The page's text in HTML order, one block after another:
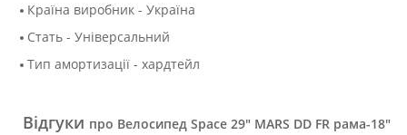
Країна виробник - Україна
Стать - Універсальний
Тип амортизації - хардтейл
Відгуки про Велосипед Space 29" MARS DD FR рама-18"